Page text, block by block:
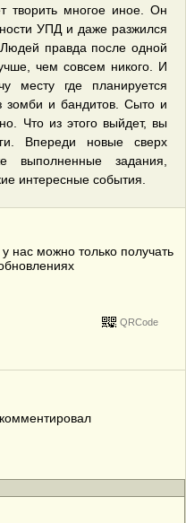
творить многое иное. Он
УПД и даже разжился
правда после одной
чем совсем никого. И
месту где планируется
зомби и бандитов. Сыто и
Что из этого выйдет, вы
Впереди новые сверх
выполненные задания,
интересные события.
нас можно только получать
QRCode